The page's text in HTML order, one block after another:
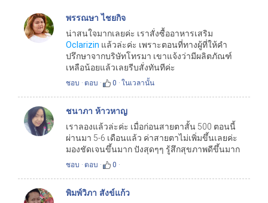
พรรณษา ไชยกิจ
น่าสนใจมากเลยค่ะ เราสั่งซื้ออาหารเสริม
Oclarizin แล้วล่ะค่ะ เพราะตอนที่ทางผู้ที่ให้คำ
ปรึกษาจากบริษัทโทรมา เขาแจ้งว่ามีผลิตภัณฑ์
เหลือน้อยแล้วเลยรีบสั่งทันทีค่ะ
ชอบ ‧ ตอบ ‧ 0 ‧ในเวลานั้น
ชนาภา ห้าวหาญ
เราลองแล้วล่ะค่ะ เมื่อก่อนสายตาสั้น 500 ตอนนี้
ผ่านมา 5-6 เดือนแล้ว ค่าสายตาไม่เพิ่มขึ้นเลยค่ะ
มองชัดเจนขึ้นมาก ปังสุดๆๆ รู้สึกสุขภาพดีขึ้นมาก
ชอบ ‧ ตอบ ‧ 0 ‧
พิมพ์วิภา สังข์แก้ว